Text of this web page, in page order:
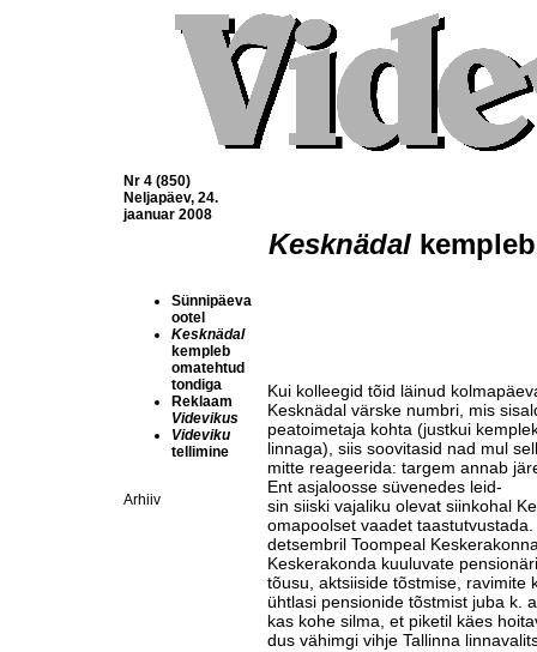
Nr 4 (850)
Neljapäev, 24.
jaanuar 2008
Sünnipäeva
ootel
Kesknädal
kempleb
omatehtud
tondiga
Reklaam
Videvikus
Videviku
tellimine
Arhiiv
Kesknädal
Kui kolleegid tõid läinud
Kesknädal värske numbri, mis
peatoimetaja kohta (justkui
linnaga), siis soovitasid nad mul
mitte reageerida: targem an­nab
Ent asjaloosse süvenedes leid-­
sin siiski vajaliku olevat siin­kohal
omapoolset vaadet
detsembril Toompeal
Keskerakonda kuuluvate
tõusu, aktsiiside tõstmise, ravimite
ühtlasi pensionide tõstmist juba k.
kas kohe silma, et piketil käes
­dus vähimgi vihje Tallinna